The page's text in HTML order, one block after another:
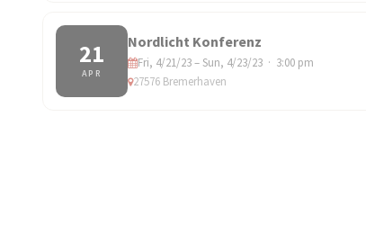
21
APR
Nordlicht Konferenz
Fri, 4/21/23 – Sun, 4/23/23 · 3:00 pm
27576 Bremerhaven